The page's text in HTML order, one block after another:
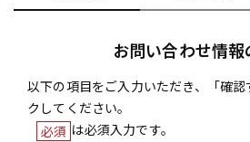
お問い合わせ情報
以下の項目をご入力いただき、「確
クしてください。
必須 は必須入力です。